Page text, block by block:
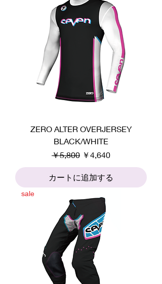
ZERO ALTER OVERJERSEY
BLACK/WHITE
通常価格
￥5,800 セール価格
￥4,640
カートに追加する
sale